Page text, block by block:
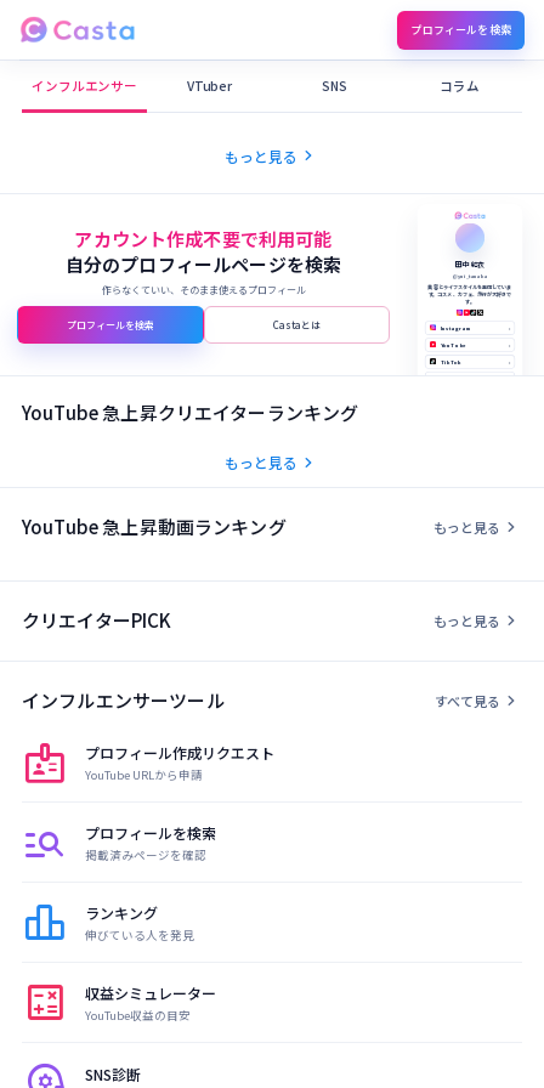
プロフィールを検索
Castaメディア
インフルエンサー VTuber SNS コラム
もっと見る chevron_right
アカウント作成不要で利用可能
自分のプロフィールページを検索
作らなくていい、そのまま使えるプロフィール
プロフィールを検索 Castaとは
田中 結衣
@yui_tanaka
美容とライフスタイルを発信していま
す。コスメ、カフェ、旅行が大好きで
す。
Instagram ›
YouTube ›
TikTok ›
YouTube 急上昇クリエイターランキング
もっと見る chevron_right
YouTube 急上昇動画ランキング もっと見る chevron_right
クリエイターPICK もっと見る chevron_right
インフルエンサーツール すべて見る chevron_right
badge プロフィール作成リクエスト
YouTube URLから申請
manage_search プロフィールを検索
掲載済みページを確認
leaderboard ランキング
伸びている人を発見
calculate 収益シミュレーター
YouTube収益の目安
SNS診断